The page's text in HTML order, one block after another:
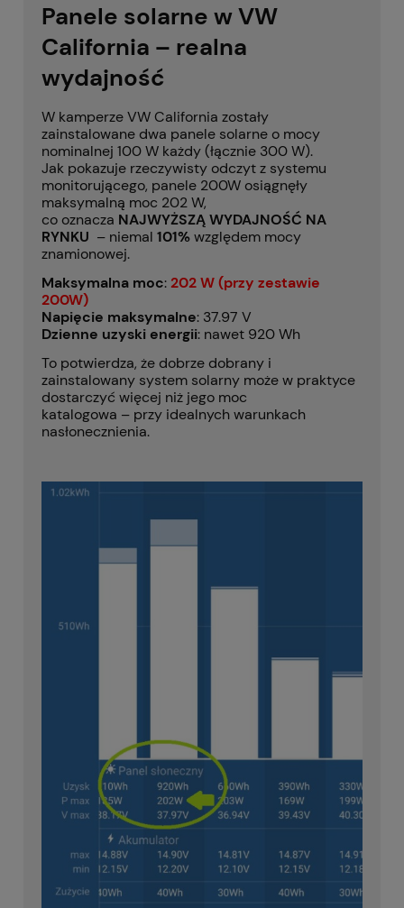
Panele solarne w VW
California – realna
wydajność
W kamperze VW California zostały
zainstalowane dwa panele solarne o mocy
nominalnej 100 W każdy (łącznie 300 W).
Jak pokazuje rzeczywisty odczyt z systemu
monitorującego, panele 200W osiągnęły
maksymalną moc 202 W,
co oznacza NAJWYŻSZĄ WYDAJNOŚĆ NA
RYNKU – niemal 101%względem mocy
znamionowej.
Maksymalna moc: 202 W (przy zestawie
200W)
Napięcie maksymalne: 37.97 V
Dzienne uzyski energii: nawet 920 Wh
To potwierdza, że dobrze dobrany i
zainstalowany system solarny może w praktyce
dostarczyć więcej niż jego moc
katalogowa – przy idealnych warunkach
nasłonecznienia.